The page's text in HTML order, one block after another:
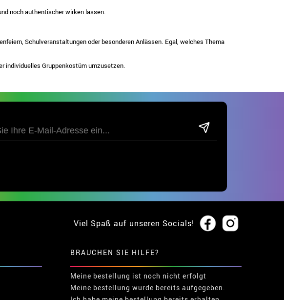
noch authentischer wirken lassen.
Schulveranstaltungen oder besonderen Anlässen. Egal, welches Thema
individuelles Gruppenkostüm umzusetzen.
Viel Spaß auf unseren Socials!
BRAUCHEN SIE HILFE?
Meine bestellung ist noch nicht erfolgt
Meine bestellung wurde bereits aufgegeben.